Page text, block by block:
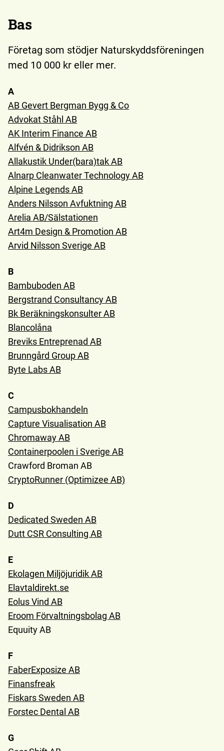
Bas
Företag som stödjer Naturskyddsföreningen
med 10 000 kr eller mer.
A
AB Gevert Bergman Bygg & Co
Advokat Ståhl AB
AK Interim Finance AB
Alfvén & Didrikson AB
Allakustik Under(bara)tak AB
Alnarp Cleanwater Technology AB
Alpine Legends AB
Anders Nilsson Avfuktning AB
Arelia AB/Sälstationen
Art4m Design & Promotion AB
Arvid Nilsson Sverige AB
B
Bambuboden AB
Bergstrand Consultancy AB
Bk Beräkningskonsulter AB
Blancolåna
Breviks Entreprenad AB
Brunngård Group AB
Byte Labs AB
C
Campusbokhandeln
Capture Visualisation AB
Chromaway AB
Containerpoolen i Sverige AB
Crawford Broman AB
CryptoRunner (Optimizee AB)
D
Dedicated Sweden AB
Dutt CSR Consulting AB
E
Ekolagen Miljöjuridik AB
Elavtaldirekt.se
Eolus Vind AB
Eroom Förvaltningsbolag AB
Equuity AB
F
FaberExposize AB
Finansfreak
Fiskars Sweden AB
Forstec Dental AB
G